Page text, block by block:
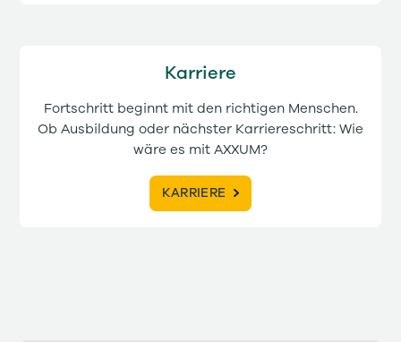
Karriere
Fortschritt beginnt mit den richtigen Menschen.
Ob Ausbildung oder nächster Karriereschritt: Wie
wäre es mit AXXUM?
KARRIERE